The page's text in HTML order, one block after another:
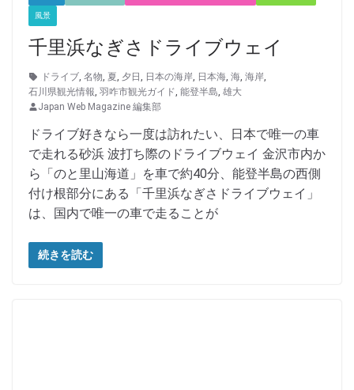
風景
千里浜なぎさドライブウェイ
ドライブ 名物 夏 夕日 日本の海岸 日本海 海 海岸
石川県観光情報 羽咋市観光ガイド 能登半島 雄大
Japan Web Magazine 編集部
ドライブ好きなら一度は訪れたい、日本で唯一の車
で走れる砂浜 波打ち際のドライブウェイ 金沢市内か
ら「のと里山海道」を車で約40分、能登半島の西側
付け根部分にある「千里浜なぎさドライブウェイ」
は、国内で唯一の車で走ることが
続きを読む